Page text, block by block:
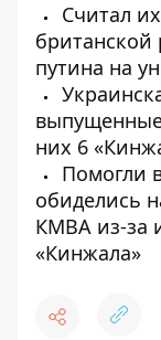
Считал
британской
путина на
них 6
Помогли
обиделись
КМВА из-за
«Кинжала»